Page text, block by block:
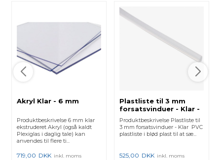
Akryl Klar - 6 mm
Produktbeskrivelse 6 mm klar
ekstruderet Akryl (også kaldt
Plexiglas i daglig tale) kan
anvendes til flere ti...
719,00 DKK inkl. moms
Plastliste til 3 mm
forsatsvinduer - Klar -
50 m
Produktbeskrivelse Plastliste til
3 mm forsatsvinduer - Klar PVC
plastliste i blød plast til at sæ...
525,00 DKK inkl. moms